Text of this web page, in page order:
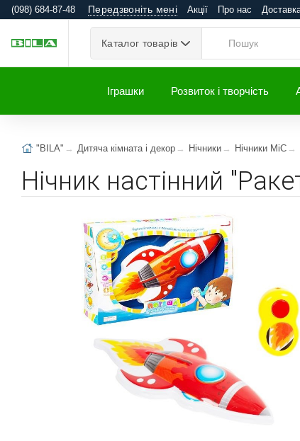
(098) 684-87-48 Передзвоніть мені Акції Про нас
Каталог товарів
Іграшки Розвиток і творчість
"BILA" Дитяча кімната і декор Нічники Нічники MiC
Нічник настінний